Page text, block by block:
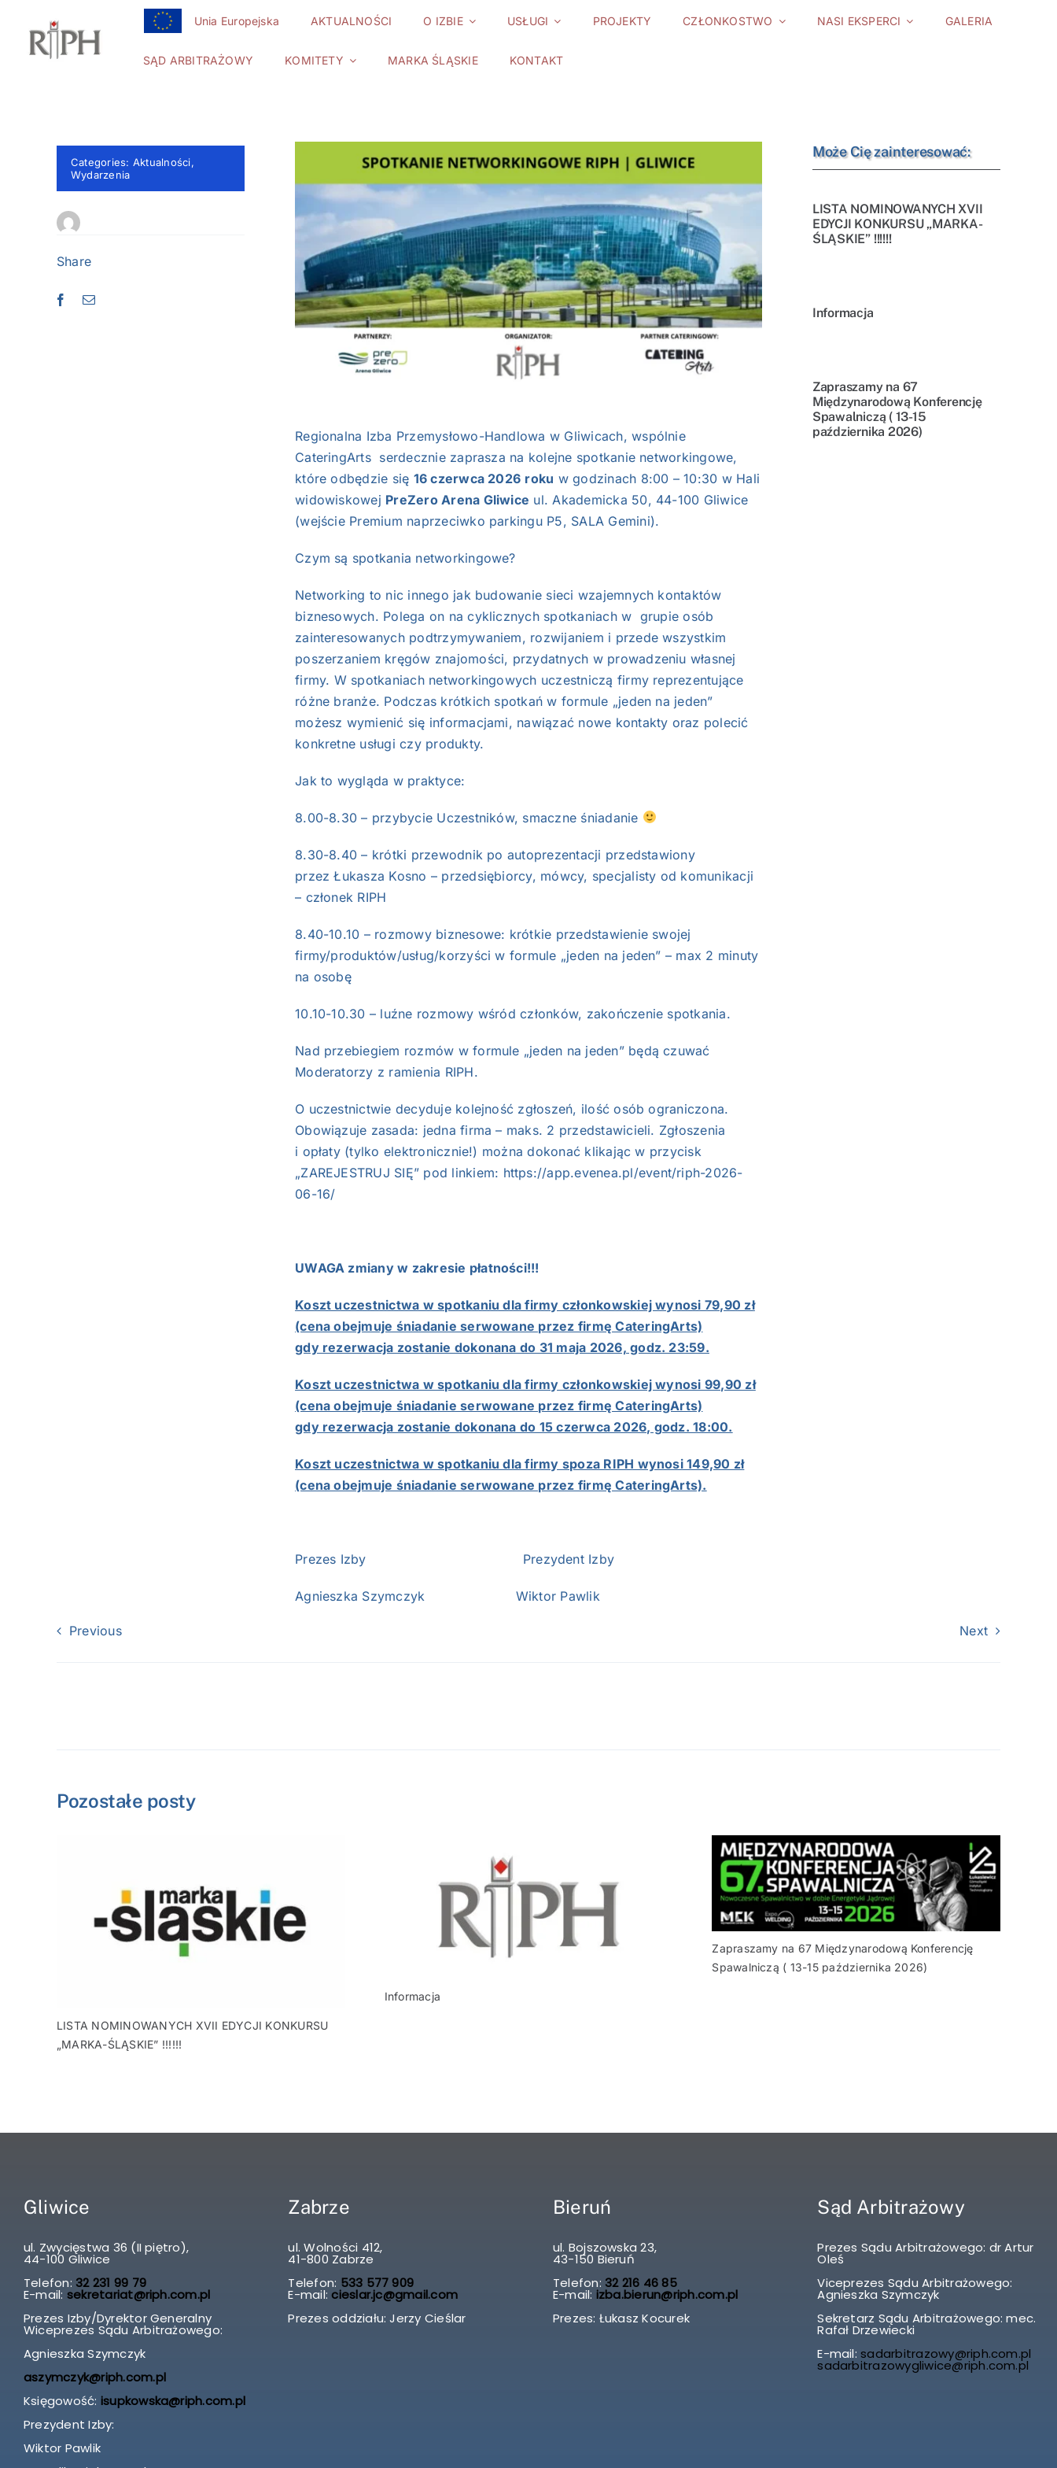
zawartości
Unia Europejska AKTUALNOŚCI O IZBIE USŁUGI PROJEKTY CZŁONKOSTWO NASI EKSPERCI GALERIA
SĄD ARBITRAŻOWY KOMITETY MARKA ŚLĄSKIE KONTAKT
Categories: Aktualności,
Wydarzenia
Share
Regionalna Izba Przemysłowo-Handlowa w Gliwicach, wspólnie
CateringArts serdecznie zaprasza na kolejne spotkanie networkingowe,
które odbędzie się 16 czerwca 2026 roku w godzinach 8:00 – 10:30 w Hali
widowiskowej PreZero Arena Gliwice ul. Akademicka 50, 44-100 Gliwice
(wejście Premium naprzeciwko parkingu P5, SALA Gemini).
Czym są spotkania networkingowe?
Networking to nic innego jak budowanie sieci wzajemnych kontaktów
biznesowych. Polega on na cyklicznych spotkaniach w grupie osób
zainteresowanych podtrzymywaniem, rozwijaniem i przede wszystkim
poszerzaniem kręgów znajomości, przydatnych w prowadzeniu własnej
firmy. W spotkaniach networkingowych uczestniczą firmy reprezentujące
różne branże. Podczas krótkich spotkań w formule „jeden na jeden”
możesz wymienić się informacjami, nawiązać nowe kontakty oraz polecić
konkretne usługi czy produkty.
Jak to wygląda w praktyce:
8.00-8.30 – przybycie Uczestników, smaczne śniadanie
8.30-8.40 – krótki przewodnik po autoprezentacji przedstawiony
przez Łukasza Kosno – przedsiębiorcy, mówcy, specjalisty od komunikacji
– członek RIPH
8.40-10.10 – rozmowy biznesowe: krótkie przedstawienie swojej
firmy/produktów/usług/korzyści w formule „jeden na jeden” – max 2 minuty
na osobę
10.10-10.30 – luźne rozmowy wśród członków, zakończenie spotkania.
Nad przebiegiem rozmów w formule „jeden na jeden” będą czuwać
Moderatorzy z ramienia RIPH.
O uczestnictwie decyduje kolejność zgłoszeń, ilość osób ograniczona.
Obowiązuje zasada: jedna firma – maks. 2 przedstawicieli. Zgłoszenia
i opłaty (tylko elektronicznie!) można dokonać klikając w przycisk
„ZAREJESTRUJ SIĘ” pod linkiem: https://app.evenea.pl/event/riph-2026-
06-16/
UWAGA zmiany w zakresie płatności!!!
Koszt uczestnictwa w spotkaniu dla firmy członkowskiej wynosi 79,90 zł
(cena obejmuje śniadanie serwowane przez firmę CateringArts)
gdy rezerwacja zostanie dokonana do 31 maja 2026, godz. 23:59.
Koszt uczestnictwa w spotkaniu dla firmy członkowskiej wynosi 99,90 zł
(cena obejmuje śniadanie serwowane przez firmę CateringArts)
gdy rezerwacja zostanie dokonana do 15 czerwca 2026, godz. 18:00.
Koszt uczestnictwa w spotkaniu dla firmy spoza RIPH wynosi 149,90 zł
(cena obejmuje śniadanie serwowane przez firmę CateringArts).
Prezes Izby Prezydent Izby
Agnieszka Szymczyk Wiktor Pawlik
Może Cię zainteresować:
LISTA NOMINOWANYCH XVII
EDYCJI KONKURSU „MARKA-
ŚLĄSKIE” !!!!!!
Informacja
Zapraszamy na 67
Międzynarodową Konferencję
Spawalniczą ( 13-15
października 2026)
Previous Next
Pozostałe posty
LISTA NOMINOWANYCH XVII EDYCJI KONKURSU
„MARKA-ŚLĄSKIE” !!!!!!
Informacja
Zapraszamy na 67 Międzynarodową Konferencję
Spawalniczą ( 13-15 października 2026)
Gliwice
ul. Zwycięstwa 36 (II piętro),
44-100 Gliwice
Telefon: 32 231 99 79
E-mail: sekretariat@riph.com.pl
Prezes Izby/Dyrektor Generalny
Wiceprezes Sądu Arbitrażowego:
Agnieszka Szymczyk
aszymczyk@riph.com.pl
Księgowość: isupkowska@riph.com.pl
Prezydent Izby:
Wiktor Pawlik
Zabrze
ul. Wolności 412,
41-800 Zabrze
Telefon: 533 577 909
E-mail: cieslar.jc@gmail.com
Prezes oddziału: Jerzy Cieślar
Bieruń
ul. Bojszowska 23,
43-150 Bieruń
Telefon: 32 216 46 85
E-mail: izba.bierun@riph.com.pl
Prezes: Łukasz Kocurek
Sąd Arbitrażowy
Prezes Sądu Arbitrażowego: dr Artur
Oleś
Viceprezes Sądu Arbitrażowego:
Agnieszka Szymczyk
Sekretarz Sądu Arbitrażowego: mec.
Rafał Drzewiecki
E-mail:sadarbitrazowy@riph.com.pl
sadarbitrazowygliwice@riph.com.pl